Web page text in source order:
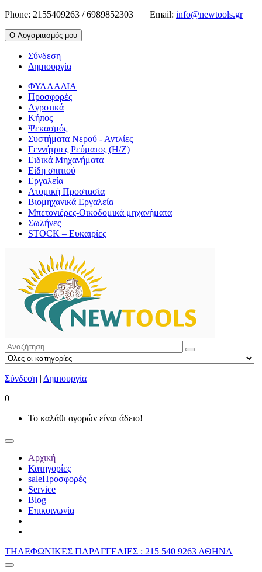
Phone: 2155409263 / 6989852303 Email: info@newtools.gr
Ο Λογαριασμός μου
Σύνδεση
Δημιουργία
ΦΥΛΛΑΔΙΑ
Προσφορές
Aγροτικά
Κήπος
Ψεκασμός
Συστήματα Νερού - Αντλίες
Γεννήτριες Ρεύματος (Η/Ζ)
Ειδικά Μηχανήματα
Είδη σπιτιού
Εργαλεία
Ατομική Προστασία
Βιομηχανικά Εργαλεία
Μπετονιέρες-Οικοδομικά μηχανήματα
Σωλήνες
STOCK – Ευκαιρίες
Σύνδεση | Δημιουργία
0
Το καλάθι αγορών είναι άδειο!
Αρχική
Κατηγορίες
saleΠροσφορές
Service
Blog
Επικοινωνία
ΤΗΛΕΦΩΝΙΚΕΣ ΠΑΡΑΓΓΕΛΙΕΣ : 215 540 9263 ΑΘΗΝΑ